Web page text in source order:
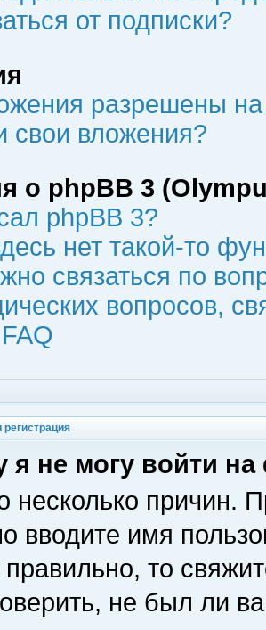
от подписки?
разрешены
свои вложения?
о phpBB 3
phpBB 3?
нет такой-то
связаться по
вопросов,
я не могу войти
несколько причин.
вводите имя
правильно, то
не был ли